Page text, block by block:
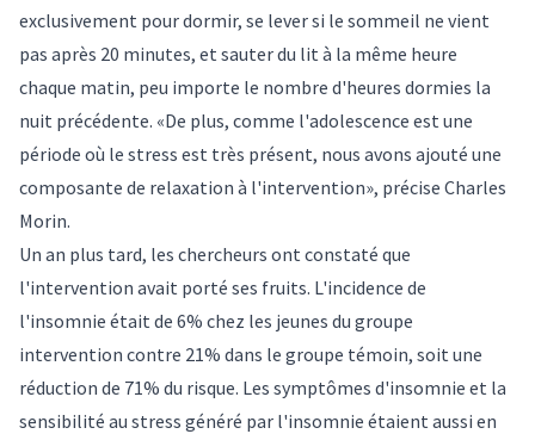
exclusivement pour dormir, se lever si le sommeil ne vient
pas après 20 minutes, et sauter du lit à la même heure
chaque matin, peu importe le nombre d'heures dormies la
nuit précédente. «De plus, comme l'adolescence est une
période où le stress est très présent, nous avons ajouté une
composante de relaxation à l'intervention», précise Charles
Morin.
Un an plus tard, les chercheurs ont constaté que
l'intervention avait porté ses fruits. L'incidence de
l'insomnie était de 6% chez les jeunes du groupe
intervention contre 21% dans le groupe témoin, soit une
réduction de 71% du risque. Les symptômes d'insomnie et la
sensibilité au stress généré par l'insomnie étaient aussi en